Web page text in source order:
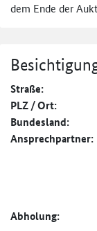
dem Ende der
Straße:
PLZ / Ort:
Bundesland:
Ansprechpartner:
Abholung: